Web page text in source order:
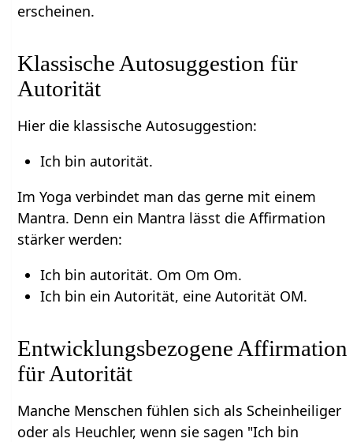
erscheinen.
Klassische Autosuggestion für
Autorität
Hier die klassische Autosuggestion:
Ich bin autorität.
Im Yoga verbindet man das gerne mit einem
Mantra. Denn ein Mantra lässt die Affirmation
stärker werden:
Ich bin autorität. Om Om Om.
Ich bin ein Autorität, eine Autorität OM.
Entwicklungsbezogene Affirmation
für Autorität
Manche Menschen fühlen sich als Scheinheiliger
oder als Heuchler, wenn sie sagen "Ich bin